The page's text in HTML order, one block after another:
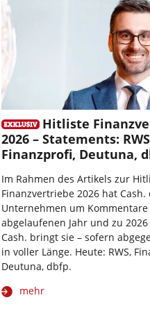
Hitliste
2026 – Statements:
Finanzprofi, Deutuna,
Im Rahmen des Artikels zur
Finanzvertriebe 2026 hat Cash.
Unternehmen um Kommentare
abgelaufenen Jahr und zu
Cash. bringt sie – sofern
in voller Länge. Heute: RWS,
Deutuna, dbfp.
mehr